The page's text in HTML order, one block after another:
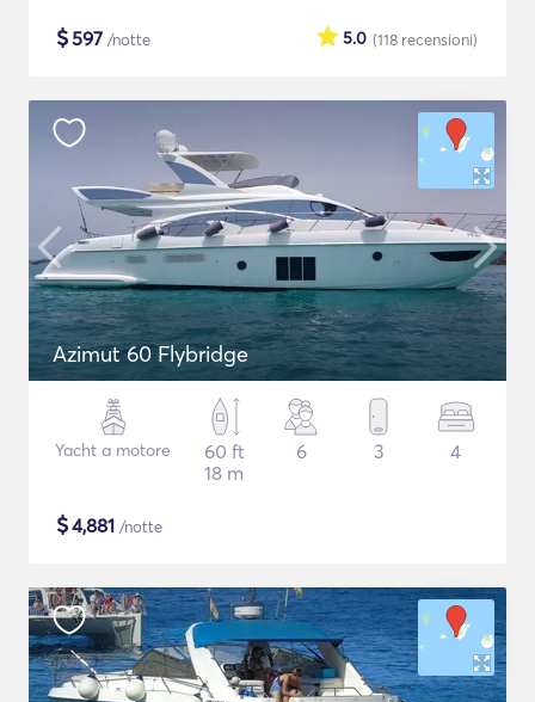
$597 /notte (118 recensioni)
5.0
Azimut 60 Flybridge
Yacht a motore
60 ft
18 m
6 3 4
$4,881 /notte